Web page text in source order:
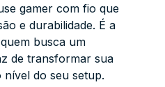
gamer com fio que
e durabilidade. É a
busca um
de transformar sua
nível do seu setup.